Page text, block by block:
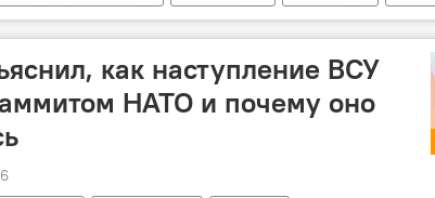
как наступление ВСУ
НАТО и почему оно